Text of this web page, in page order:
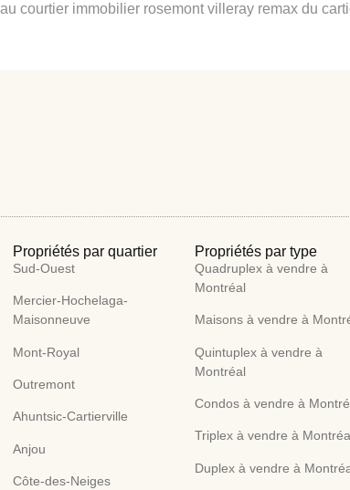
courtier immobilier rosemont villeray remax du
Propriétés par type
Quadruplex à vendre à
Montréal
Maisons à vendre à
Quintuplex à vendre à
Montréal
Condos à vendre à
Triplex à vendre à
Duplex à vendre à
Propriétés par quartier
Sud-Ouest
Mercier-Hochelaga-
Maisonneuve
Mont-Royal
Outremont
Ahuntsic-Cartierville
Anjou
Côte-des-Neiges